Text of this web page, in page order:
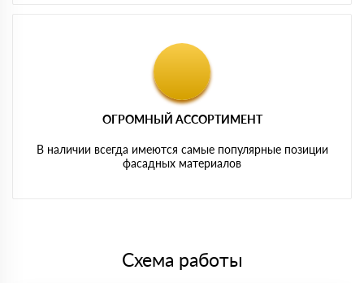
ОГРОМНЫЙ АССОРТИМЕНТ
В наличии всегда имеются самые популярные позиции
фасадных материалов
Схема работы